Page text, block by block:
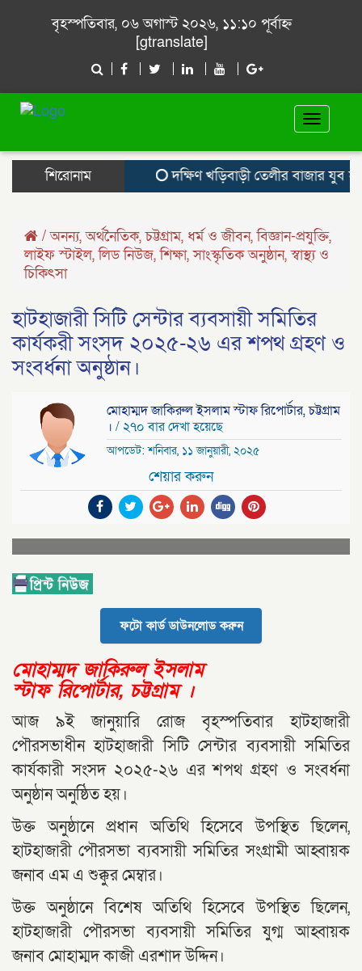
বৃহস্পতিবার, ০৬ অগাস্ট ২০২৬, ১১:১০ পূর্বাহ্ন
[gtranslate]
Toggle
শিরোনাম
দক্ষিণ খড়িবাড়ী তেলীর বাজার যুব
/অনন্য,অর্থনৈতিক,চট্টগ্রাম, ধর্ম ও জীবন,বিজ্ঞান-প্রযুক্তি,
লাইফ স্টাইল,লিড নিউজ,শিক্ষা,সাংস্কৃতিক অনুষ্ঠান,স্বাস্থ্য ও
চিকিৎসা
হাটহাজারী সিটি সেন্টার ব্যবসায়ী সমিতির
কার্যকরী সংসদ ২০২৫-২৬ এর শপথ গ্রহণ ও
সংবর্ধনা অনুষ্ঠান।
মোহাম্মদ জাকিরুল ইসলাম স্টাফ রিপোর্টার, চট্টগ্রাম
। / ২৭০ বার দেখা হয়েছে
আপডেট: শনিবার, ১১ জানুয়ারী, ২০২৫
শেয়ার করুন
ফটো কার্ড ডাউনলোড করুন
মোহাম্মদ জাকিরুল ইসলাম
স্টাফ রিপোর্টার, চট্টগ্রাম ।
আজ ৯ই জানুয়ারি রোজ বৃহস্পতিবার হাটহাজারী
পৌরসভাধীন হাটহাজারী সিটি সেন্টার ব্যবসায়ী সমিতির
কার্যকারী সংসদ ২০২৫-২৬ এর শপথ গ্রহণ ও সংবর্ধনা
অনুষ্ঠান অনুষ্ঠিত হয়।
উক্ত অনুষ্ঠানে প্রধান অতিথি হিসেবে উপস্থিত ছিলেন,
হাটহাজারী পৌরসভা ব্যবসায়ী সমিতির সংগ্রামী আহ্বায়ক
জনাব এম এ শুক্কুর মেম্বার।
উক্ত অনুষ্ঠানে বিশেষ অতিথি হিসেবে উপস্থিত ছিলেন,
হাটহাজারী পৌরসভা ব্যবসায়ী সমিতির যুগ্ম আহ্বায়ক
জনাব মোহাম্মদ কাজী এরশাদ উদ্দিন।